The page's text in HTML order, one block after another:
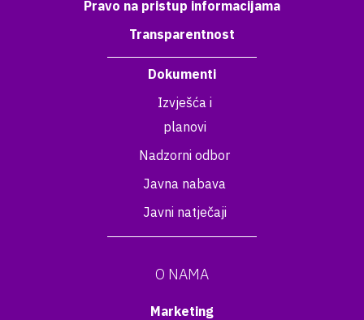
Pravo na pristup informacijama
Transparentnost
Dokumenti
Izvješća i
planovi
Nadzorni odbor
Javna nabava
Javni natječaji
O NAMA
Marketing